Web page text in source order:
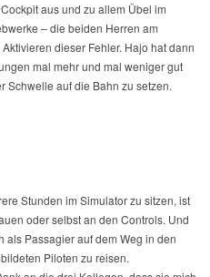
aus und zu allem Übel im
– die beiden Herren am
dieser Fehler. Hajo hat dann
mal mehr und mal weniger gut
Schwelle auf die Bahn zu setzen.
Stunden im Simulator zu sitzen, ist
oder selbst an den Controls. Und
als Passagier auf dem Weg in den
Piloten zu reisen.